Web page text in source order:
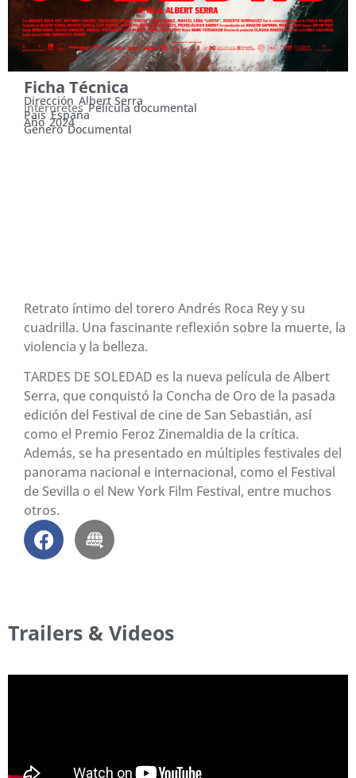
Ficha Técnica
Dirección Albert Serra
Intérpretes Película documental
País España
Año 2024
Género Documental
Retrato íntimo del torero Andrés Roca Rey y su
cuadrilla. Una fascinante reflexión sobre la muerte, la
violencia y la belleza.
TARDES DE SOLEDAD es la nueva película de Albert
Serra, que conquistó la Concha de Oro de la pasada
edición del Festival de cine de San Sebastián, así
como el Premio Feroz Zinemaldia de la crítica.
Además, se ha presentado en múltiples festivales del
panorama nacional e internacional, como el Festival
de Sevilla o el New York Film Festival, entre muchos
otros.
Trailers & Videos